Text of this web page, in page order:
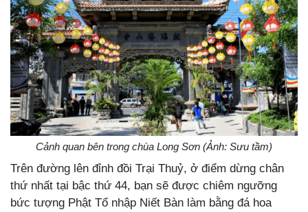
Cảnh quan bên trong chùa Long Sơn (Ảnh: Sưu tầm)
Trên đường lên đỉnh đồi Trại Thuỷ, ở điểm dừng chân
thứ nhất tại bậc thứ 44, bạn sẽ được chiêm ngưỡng
bức tượng Phật Tổ nhập Niết Bàn làm bằng đá hoa